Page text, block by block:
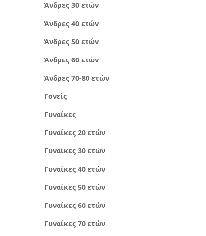
Άνδρες 30 ετών
Άνδρες 40 ετών
Άνδρες 50 ετών
Άνδρες 60 ετών
Άνδρες 70-80 ετών
Γονείς
Γυναίκες
Γυναίκες 20 ετών
Γυναίκες 30 ετών
Γυναίκες 40 ετών
Γυναίκες 50 ετών
Γυναίκες 60 ετών
Γυναίκες 70 ετών